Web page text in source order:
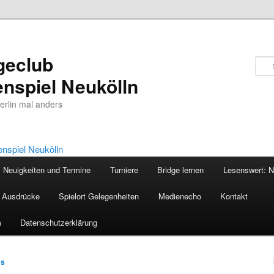
Neukölln
mal anders
Neuigkeiten und Termine Turniere Bridge lernen Lesenswert:
Spielort Gelegenheiten Medienecho Kontakt
Datenschutzerklärung